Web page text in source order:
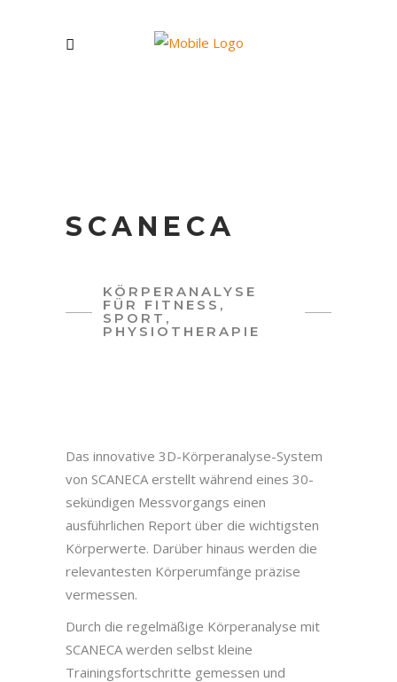
SCANECA
KÖRPERANALYSE
FÜR FITNESS,
SPORT,
PHYSIOTHERAPIE
Das innovative 3D-Körperanalyse-System
von SCANECA erstellt während eines 30-
sekündigen Messvorgangs einen
ausführlichen Report über die wichtigsten
Körperwerte. Darüber hinaus werden die
relevantesten Körperumfänge präzise
vermessen.
Durch die regelmäßige Körperanalyse mit
SCANECA werden selbst kleine
Trainingsfortschritte gemessen und